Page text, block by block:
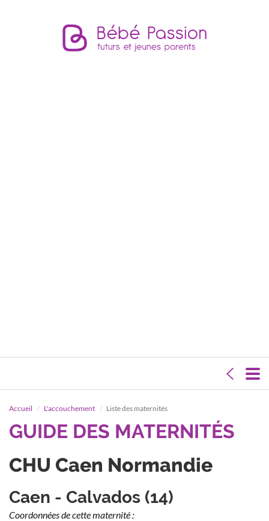
Accueil L'accouchement Liste des maternités
GUIDE DES MATERNITÉS
CHU Caen Normandie
Caen - Calvados (14)
Coordonnées de cette maternité :